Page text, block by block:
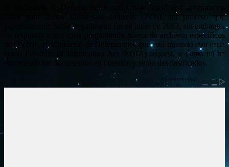
El Ministerio de Defensa del Reino Unido inició una campaña en
2008 para liberar todos sus archivos OVNI, un proceso que
supuestamente había llegado a su fin en junio de 2013, sin embargo,
en respuesta a una carta preguntando acerca de archivos específicos
de OVNIs, el Ministerio de Defensa dice que está tratando esta carta
como Freedom of Information Act (FOIA) request, y como tal ha
encontrado los documentos en cuestión y serán desclasificados.